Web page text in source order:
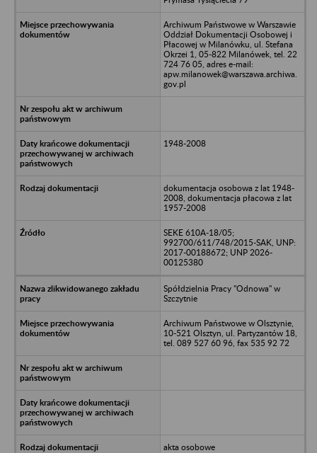
Archiwum Państwowe w Warszawie
Oddział Dokumentacji Osobowej i
Płacowej w Milanówku, ul. Stefana
Okrzei 1, 05-822 Milanówek, tel. 22
724 76 05, adres e-mail:
apw.milanowek@warszawa.archiwa.
gov.pl
1948-2008
dokumentacja osobowa z lat 1948-
2008, dokumentacja płacowa z lat
1957-2008
SEKE 610A-18/05;
992700/611/748/2015-SAK, UNP:
2017-00188672; UNP 2026-
00125380
Spółdzielnia Pracy "Odnowa" w
Szczytnie
Archiwum Państwowe w Olsztynie,
10-521 Olsztyn, ul. Partyzantów 18,
tel. 089 527 60 96, fax 535 92 72
akta osobowe